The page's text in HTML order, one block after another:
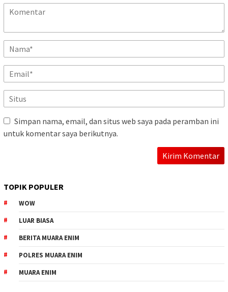
Simpan nama, email, dan situs web saya pada peramban ini
untuk komentar saya berikutnya.
TOPIK POPULER
WOW
LUAR BIASA
BERITA MUARA ENIM
POLRES MUARA ENIM
MUARA ENIM